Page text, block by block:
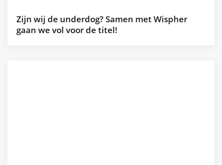
Zijn wij de underdog? Samen met Wispher
gaan we vol voor de titel!